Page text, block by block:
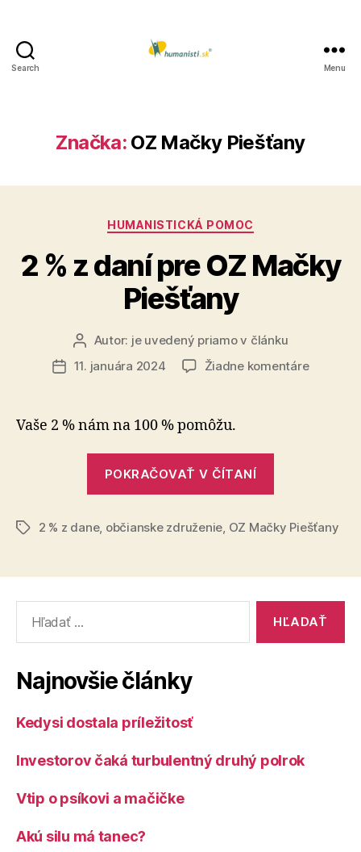
Search Menu
Značka: OZ Mačky Piešťany
Kategórie
HUMANISTICKÁ POMOC
2 % z daní pre OZ Mačky
Piešťany
Autor
článku
Autor: je uvedený priamo v článku
Dátum
11. januára 2024 Žiadne komentárena
Vaše 2 % nám na 100 % pomôžu.
POKRAČOVAŤ V ČÍTANÍ
daní
OZ
Piešťany“
Značky2 % z dane, občianske združenie, OZ Mačky Piešťany
Najnovšie články
Kedysi dostala príležitosť
Investorov čaká turbulentný druhý polrok
Vtip o psíkovi a mačičke
Akú silu má tanec?